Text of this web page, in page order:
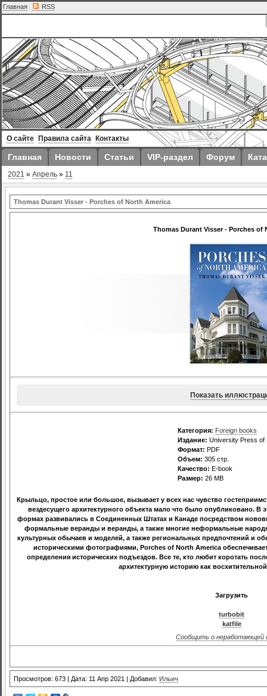
Главная | RSS
О сайте Правила сайта Контакты
Главная Новости Статьи VIP-раздел Форум
2021 » Апрель » 11
Thomas Durant Visser - Porches of North America
Thomas Durant Visser - Porches of
Показать
Категория: Foreign books
Издание: University Press of
Формат: PDF
Объем: 305 стр.
Качество: E-book
Размер: 26 МВ
Крыльцо, простое или большое, вызывает у всех нас чувство
вездесущего архитектурного объекта мало что было опубликовано. В
формах развивались в Соединенных Штатах и ​​Канаде посредством
формальные веранды и веранды, а также многие неформальные
культурных обычаев и моделей, а также региональных предпочтений и
историческими фотографиями, Porches of North America
определения исторических подъездов. Все те, кто любит коротать
архитектурную историю как
Загрузить
turbobit
katfile
Сообщить о неработающей
Просмотров: 673 | Дата: 11 Апр 2021 | Добавил: Ильич